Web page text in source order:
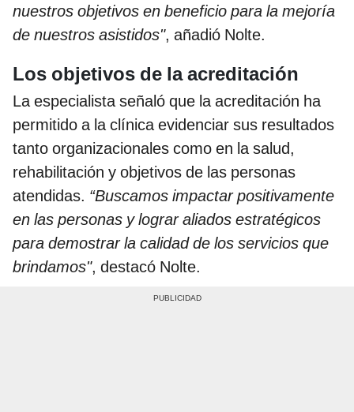
nuestros objetivos en beneficio para la mejoría
de nuestros asistidos", añadió Nolte.
Los objetivos de la acreditación
La especialista señaló que la acreditación ha
permitido a la clínica evidenciar sus resultados
tanto organizacionales como en la salud,
rehabilitación y objetivos de las personas
atendidas. “Buscamos impactar positivamente
en las personas y lograr aliados estratégicos
para demostrar la calidad de los servicios que
brindamos", destacó Nolte.